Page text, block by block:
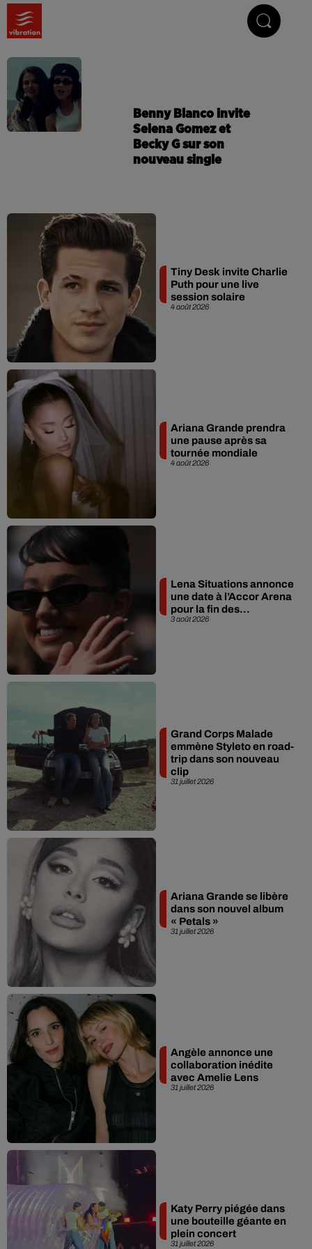
Benny Blanco invite
Selena Gomez et
Becky G sur son
nouveau single
4 août 2026
Tiny Desk invite Charlie
Puth pour une live
session solaire
4 août 2026
Ariana Grande prendra
une pause après sa
tournée mondiale
3 août 2026
Lena Situations annonce
une date à l’Accor Arena
pour la fin des...
31 juillet 2026
Grand Corps Malade
emmène Styleto en road-
trip dans son nouveau
clip
31 juillet 2026
Ariana Grande se libère
dans son nouvel album
« Petals »
31 juillet 2026
Angèle annonce une
collaboration inédite
avec Amelie Lens
31 juillet 2026
Katy Perry piégée dans
une bouteille géante en
plein concert